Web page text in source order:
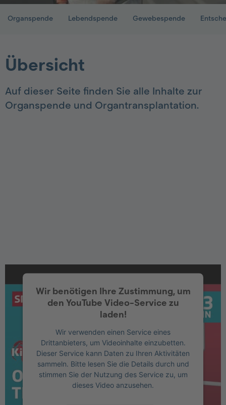
Organspende Lebendspende Gewebespende
Übersicht
Auf dieser Seite finden Sie alle Inhalte zur
Organspende und Organtransplantation.
Wir benötigen Ihre Zustimmung, um
den YouTube Video-Service zu
laden!
Wir verwenden einen Service eines
Drittanbieters, um Videoinhalte einzubetten.
Dieser Service kann Daten zu Ihren Aktivitäten
sammeln. Bitte lesen Sie die Details durch und
stimmen Sie der Nutzung des Service zu, um
dieses Video anzusehen.